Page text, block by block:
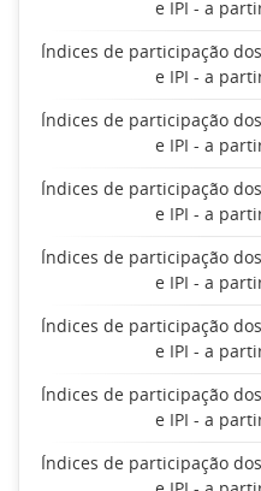
e IPI - a
Índices de participação
e IPI - a
Índices de participação
e IPI - a
Índices de participação
e IPI - a
Índices de participação
e IPI - a
Índices de participação
e IPI - a
Índices de participação
e IPI - a
Índices de participação